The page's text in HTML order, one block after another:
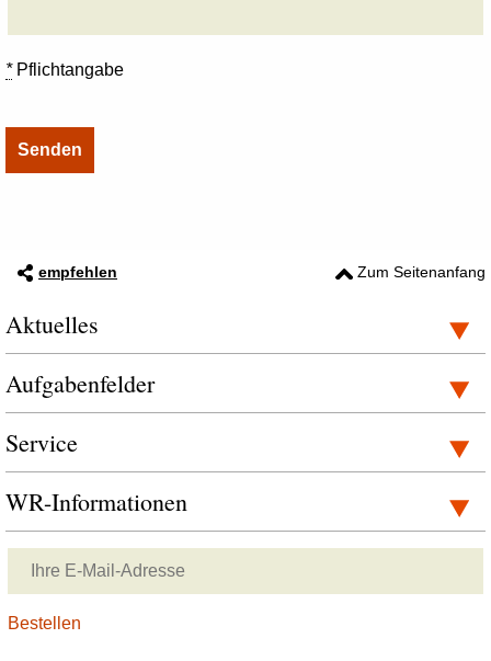
*Pflichtangabe
empfehlen Zum Seitenanfang
Aktuelles
Aufgabenfelder
Service
WR-Informationen